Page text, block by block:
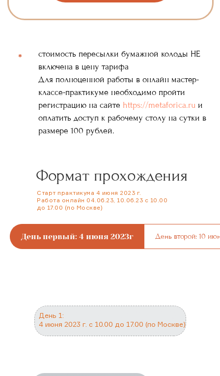
*
стоимость пересылки бумажной колоды НЕ
включена в цену тарифа
Для полноценной работы в онлайн мастер-
классе-практикуме необходимо пройти
регистрацию на сайте https://metaforica.ru и
оплатить доступ к рабочему столу на сутки в
размере 100 рублей.
Формат прохождения
Старт практикума 4 июня 2023 г.
Работа онлайн 04.06.23, 10.06.23 с 10.00
до 17.00 (по Москве)
День первый: 4 июня 2023г День второй: 10
День 1:
4 июня 2023 г. с 10.00 до 17.00 (по Москве)